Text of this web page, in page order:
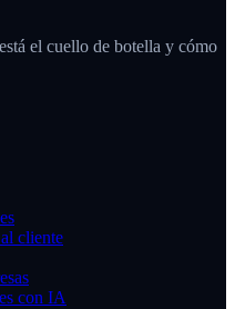
el cuello de botella y cómo
cliente
con IA